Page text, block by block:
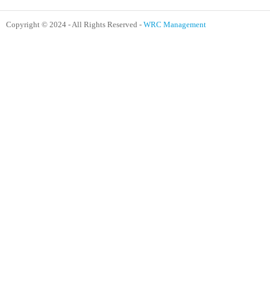
Copyright © 2024 - All Rights Reserved - WRC Management